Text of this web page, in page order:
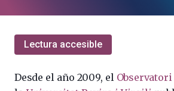
UPV/EHU
UPV/EHU
Lectura accesible
Desde el año 2009, el